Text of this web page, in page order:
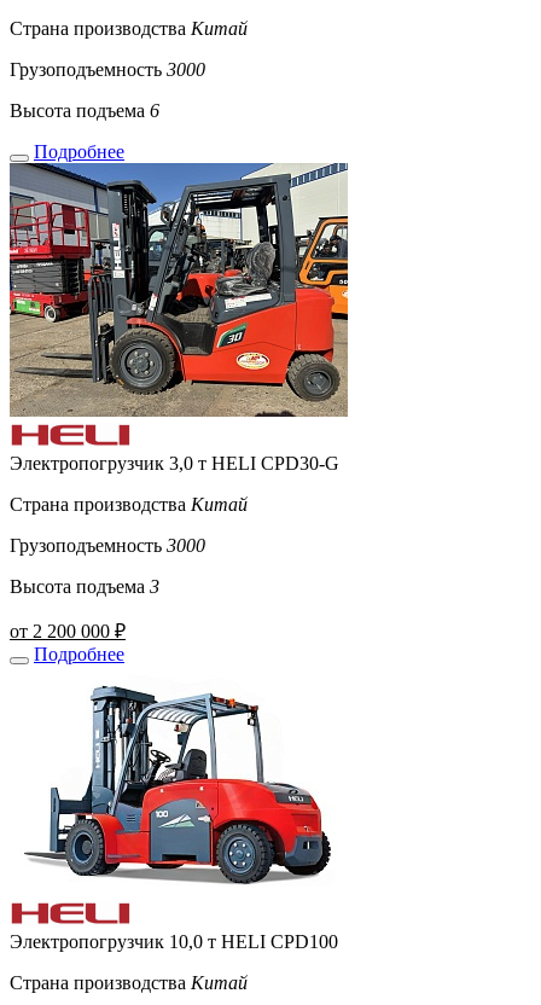
Страна производства Китай
Грузоподъемность 3000
Высота подъема 6
Подробнее
Электропогрузчик 3,0 т HELI CPD30-G
Страна производства Китай
Грузоподъемность 3000
Высота подъема 3
от 2 200 000 ₽
Подробнее
Электропогрузчик 10,0 т HELI CPD100
Страна производства Китай